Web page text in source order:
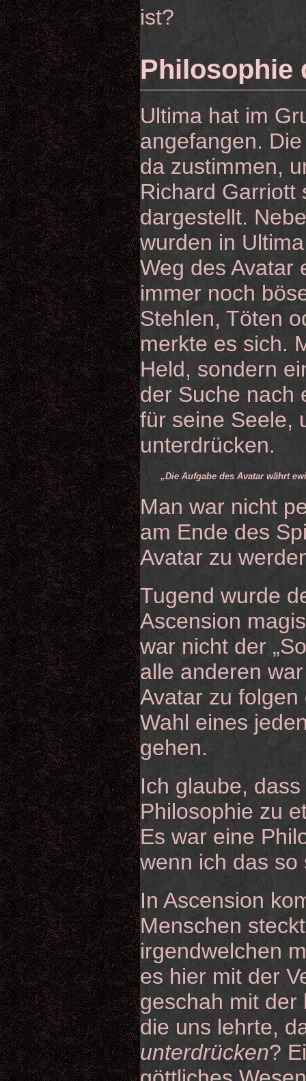
ist?
Philosophie
Ultima hat im
angefangen.
da zustimmen,
Richard Garriott
dargestellt.
wurden in
Weg des Avatar
immer noch
Stehlen, Töten
merkte es sich.
Held, sondern
der Suche nach
für seine Seele,
unterdrücken.
„Die Aufgabe des Avatar währt
Man war nicht
am Ende des
Avatar zu
Tugend wurde
Ascension
war nicht der
alle anderen
Avatar zu
Wahl eines
gehen.
Ich glaube,
Philosophie zu
Es war eine
wenn ich das so
In Ascension
Menschen
irgendwelchen
es hier mit der
geschah mit der
die uns lehrte,
unterdrücken?